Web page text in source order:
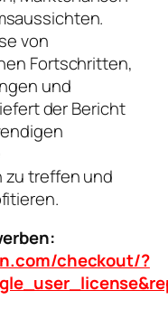
von
Fortschritten,
und
der Bericht
treffen und
checkout/?